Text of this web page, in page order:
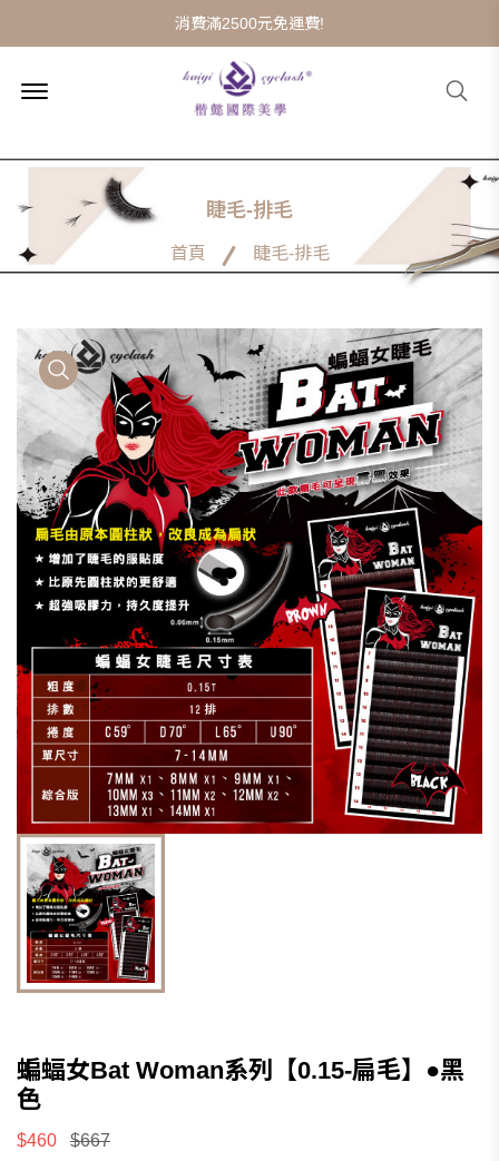
消費滿2500元免運費!
睫毛-排毛
首頁 睫毛-排毛
蝙蝠女Bat Woman系列【0.15-扁毛】●黑
色
$460 $667